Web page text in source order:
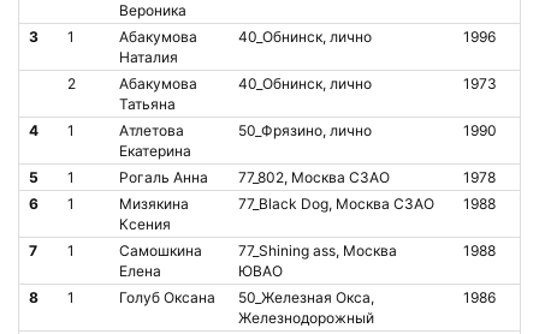
Вероника
3 1
Абакумова
Наталия
40_Обнинск, лично 1996
2
Абакумова
Татьяна
40_Обнинск, лично 1973
4 1
Атлетова
Екатерина
50_Фрязино, лично 1990
5 1 Рогаль Анна 77_802, Москва СЗАО 1978
6 1
Мизякина
Ксения
77_Black Dog, Москва СЗАО 1988
7 1
Самошкина
Елена
77_Shining ass, Москва
ЮВАО
1988
8 1 Голуб Оксана
50_Железная Окса,
Железнодорожный
1986